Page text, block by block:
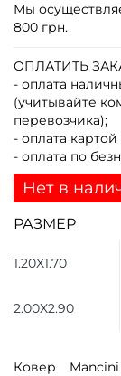
Мы
800 грн.
ОПЛАТИТЬ
- оплата
(учитывайте
перевозчика);
- оплата картой
- оплата по
Нет в
РАЗМЕР
1.20X1.70
2.00X2.90
Ковер